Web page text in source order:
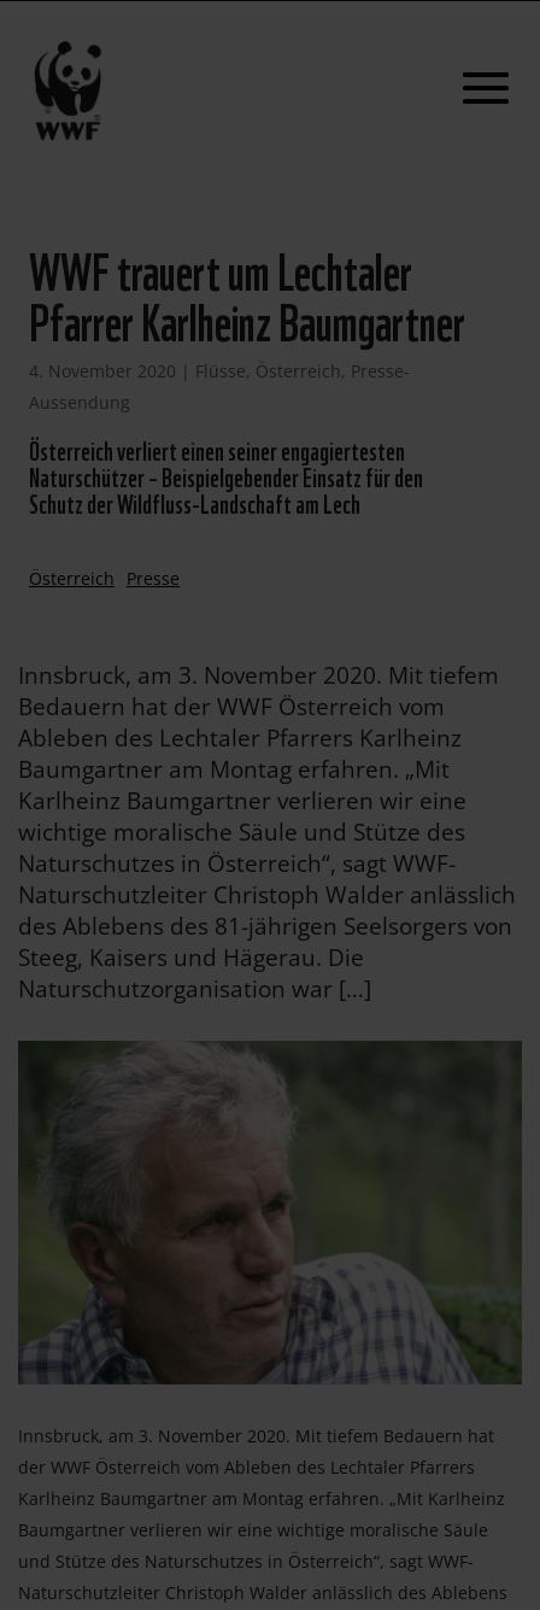
WWF trauert um Lechtaler
Pfarrer Karlheinz Baumgartner
4. November 2020 | Flüsse, Österreich, Presse-
Aussendung
Österreich verliert einen seiner engagiertesten
Naturschützer – Beispielgebender Einsatz für den
Schutz der Wildfluss-Landschaft am Lech
Österreich Presse
Innsbruck, am 3. November 2020. Mit tiefem
Bedauern hat der WWF Österreich vom
Ableben des Lechtaler Pfarrers Karlheinz
Baumgartner am Montag erfahren. „Mit
Karlheinz Baumgartner verlieren wir eine
wichtige moralische Säule und Stütze des
Naturschutzes in Österreich“, sagt WWF-
Naturschutzleiter Christoph Walder anlässlich
des Ablebens des 81-jährigen Seelsorgers von
Steeg, Kaisers und Hägerau. Die
Naturschutzorganisation war […]
Innsbruck, am 3. November 2020. Mit tiefem Bedauern hat
der WWF Österreich vom Ableben des Lechtaler Pfarrers
Karlheinz Baumgartner am Montag erfahren. „Mit Karlheinz
Baumgartner verlieren wir eine wichtige moralische Säule
und Stütze des Naturschutzes in Österreich“, sagt WWF-
Naturschutzleiter Christoph Walder anlässlich des Ablebens